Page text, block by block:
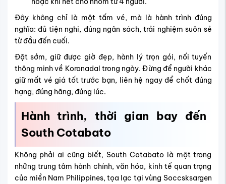
Đây không chỉ là một tấm vé, mà là hành trình đúng
nghĩa: đủ tiện nghi, đúng ngân sách, trải nghiệm suôn sẻ
từ đầu đến cuối.
Đặt sớm, giữ được giờ đẹp, hành lý trọn gói, nối tuyến
thông minh về Koronadal trong ngày. Đừng để người khác
giữ mất vé giá tốt trước bạn, liên hệ ngay để chốt đúng
hạng, đúng hãng, đúng lúc.
Hành trình, thời gian bay đến
South Cotabato
Không phải ai cũng biết, South Cotabato là một trong
những trung tâm hành chính, văn hóa, kinh tế quan trọng
của miền Nam Philippines, tọa lạc tại vùng Soccsksargen